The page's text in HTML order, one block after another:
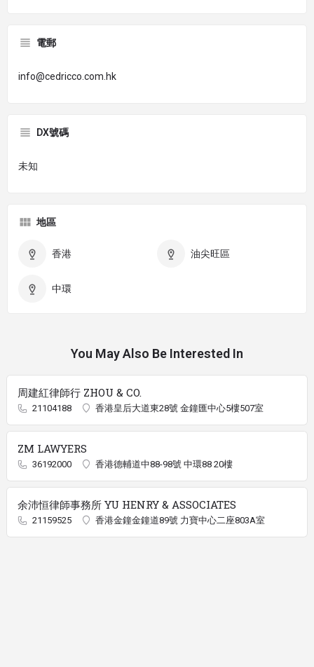
電郵
info@cedricco.com.hk
DX號碼
未知
地區
香港 油尖旺區
中環
You May Also Be Interested In
周建紅律師行 ZHOU & CO.
21104188 香港皇后大道東28號 金鐘匯中心5樓507室
ZM LAWYERS
36192000 香港德輔道中88-98號 中環88 20樓
余沛恒律師事務所 YU HENRY & ASSOCIATES
21159525 香港金鐘金鐘道89號 力寶中心二座803A室